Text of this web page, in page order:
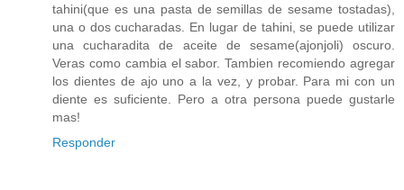
tahini(que es una pasta de semillas de sesame tostadas),
una o dos cucharadas. En lugar de tahini, se puede utilizar
una cucharadita de aceite de sesame(ajonjoli) oscuro.
Veras como cambia el sabor. Tambien recomiendo agregar
los dientes de ajo uno a la vez, y probar. Para mi con un
diente es suficiente. Pero a otra persona puede gustarle
mas!
Responder